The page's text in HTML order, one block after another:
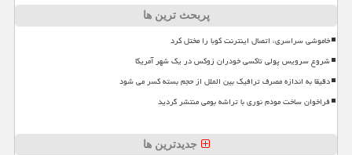
پربحث ترین ها
خاموشی سراسری، اتصال اینترنت کوبا را مختل کرد
شروع سرویس پولی تاکسی خودران زوکس در یک شهر آمریکا
دقیقا به اندازه مصرف ترافیک بین الملل از حجم بسته کسر می شود
فراخوان ساخت مودم نوری با تراشه بومی منتشر گردید
جدیدترین ها